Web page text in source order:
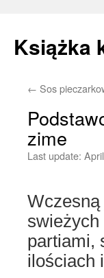
Książka
Skip
content
← Sos
zime
Last update:
swieżych
partiami,
ilościach